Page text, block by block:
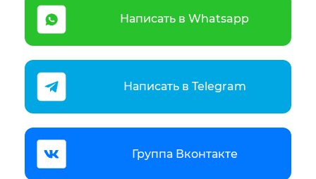
Написать в Whatsapp
Написать в Telegram
Группа Вконтакте